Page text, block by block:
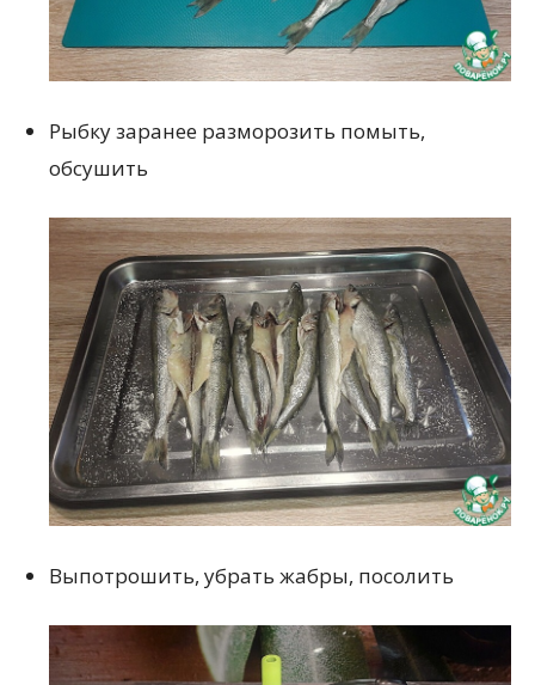
Рыбку заранее разморозить помыть,
обсушить
Выпотрошить, убрать жабры, посолить